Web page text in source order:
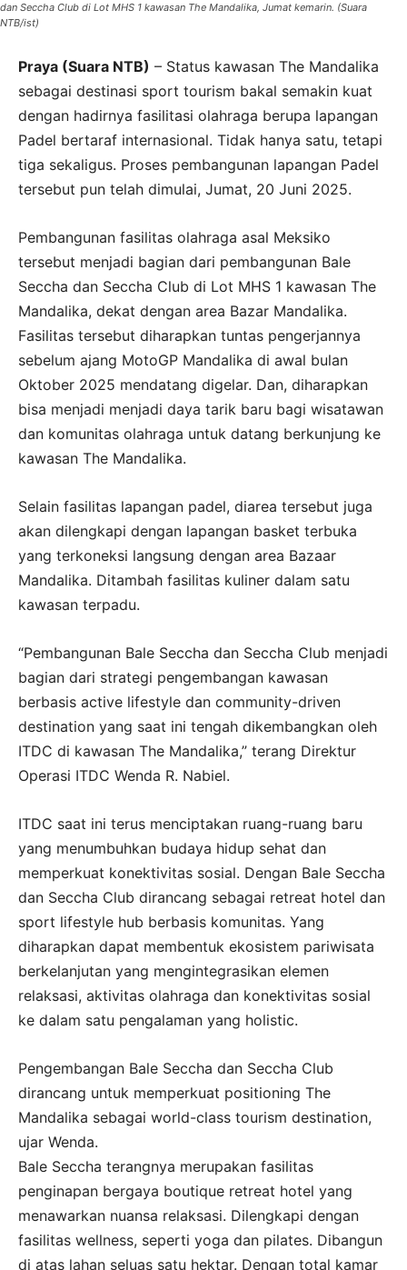
dan Seccha Club di Lot MHS 1 kawasan The Mandalika, Jumat kemarin. (Suara
NTB/ist)
Praya (Suara NTB) – Status kawasan The Mandalika
sebagai destinasi sport tourism bakal semakin kuat
dengan hadirnya fasilitasi olahraga berupa lapangan
Padel bertaraf internasional. Tidak hanya satu, tetapi
tiga sekaligus. Proses pembangunan lapangan Padel
tersebut pun telah dimulai, Jumat, 20 Juni 2025.
Pembangunan fasilitas olahraga asal Meksiko
tersebut menjadi bagian dari pembangunan Bale
Seccha dan Seccha Club di Lot MHS 1 kawasan The
Mandalika, dekat dengan area Bazar Mandalika.
Fasilitas tersebut diharapkan tuntas pengerjannya
sebelum ajang MotoGP Mandalika di awal bulan
Oktober 2025 mendatang digelar. Dan, diharapkan
bisa menjadi menjadi daya tarik baru bagi wisatawan
dan komunitas olahraga untuk datang berkunjung ke
kawasan The Mandalika.
Selain fasilitas lapangan padel, diarea tersebut juga
akan dilengkapi dengan lapangan basket terbuka
yang terkoneksi langsung dengan area Bazaar
Mandalika. Ditambah fasilitas kuliner dalam satu
kawasan terpadu.
“Pembangunan Bale Seccha dan Seccha Club menjadi
bagian dari strategi pengembangan kawasan
berbasis active lifestyle dan community-driven
destination yang saat ini tengah dikembangkan oleh
ITDC di kawasan The Mandalika,” terang Direktur
Operasi ITDC Wenda R. Nabiel.
ITDC saat ini terus menciptakan ruang-ruang baru
yang menumbuhkan budaya hidup sehat dan
memperkuat konektivitas sosial. Dengan Bale Seccha
dan Seccha Club dirancang sebagai retreat hotel dan
sport lifestyle hub berbasis komunitas. Yang
diharapkan dapat membentuk ekosistem pariwisata
berkelanjutan yang mengintegrasikan elemen
relaksasi, aktivitas olahraga dan konektivitas sosial
ke dalam satu pengalaman yang holistic.
Pengembangan Bale Seccha dan Seccha Club
dirancang untuk memperkuat positioning The
Mandalika sebagai world-class tourism destination,
ujar Wenda.
Bale Seccha terangnya merupakan fasilitas
penginapan bergaya boutique retreat hotel yang
menawarkan nuansa relaksasi. Dilengkapi dengan
fasilitas wellness, seperti yoga dan pilates. Dibangun
di atas lahan seluas satu hektar. Dengan total kamar